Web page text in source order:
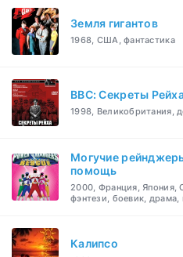
Земля гигантов
1968, США, фантастика
BBC: Секреты
1998, Великобритания,
Могучие
помощь
2000, Франция, Япония,
фэнтези, боевик,
Калипсо